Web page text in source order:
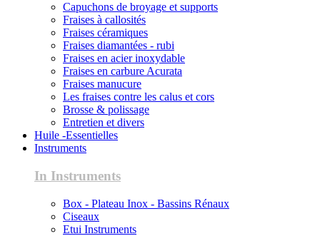
Capuchons de broyage et supports
Fraises à callosités
Fraises céramiques
Fraises diamantées - rubi
Fraises en acier inoxydable
Fraises en carbure Acurata
Fraises manucure
Les fraises contre les calus et cors
Brosse & polissage
Entretien et divers
Huile -Essentielles
Instruments
In Instruments
Box - Plateau Inox - Bassins Rénaux
Ciseaux
Etui Instruments